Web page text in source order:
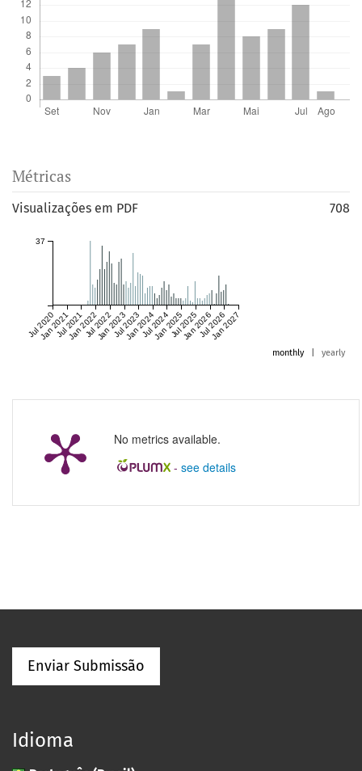
Métricas
Visualizações em PDF 708
Jul 2020
Jan 2021Jul 2021
Jan 2022Jul 2022
Jan 2023Jul 2023
Jan 2024Jul 2024
Jan 2025Jul 2025
Jan 2026Jul 2026
Jan 2027
37
monthly yearly
No metrics available.
- see details
Enviar Submissão
Idioma